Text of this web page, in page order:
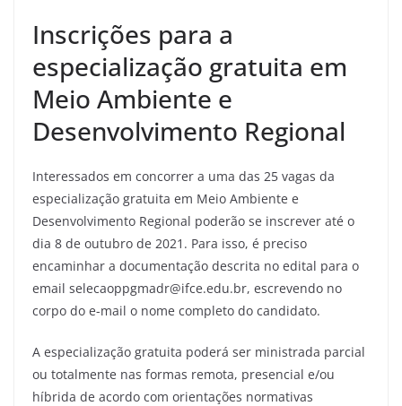
Inscrições para a
especialização gratuita em
Meio Ambiente e
Desenvolvimento Regional
Interessados em concorrer a uma das 25 vagas da
especialização gratuita em Meio Ambiente e
Desenvolvimento Regional poderão se inscrever até o
dia 8 de outubro de 2021. Para isso, é preciso
encaminhar a documentação descrita no edital para o
email selecaoppgmadr@ifce.edu.br, escrevendo no
corpo do e-mail o nome completo do candidato.
A especialização gratuita poderá ser ministrada parcial
ou totalmente nas formas remota, presencial e/ou
híbrida de acordo com orientações normativas